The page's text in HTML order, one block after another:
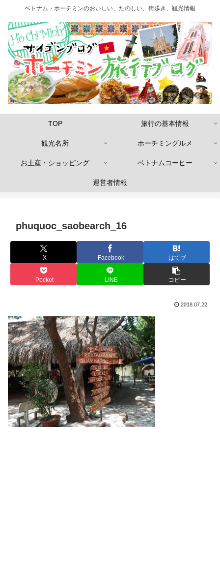
ベトナム・ホーチミンのおいしい、たのしい、街歩き、観光情報
TOP 旅行の基本情報
観光名所 ホーチミングルメ
お土産・ショッピング ベトナムコーヒー
運営者情報
phuquoc_saobearch_16
X Facebook はてブ
Pocket LINE コピー
2018.07.22